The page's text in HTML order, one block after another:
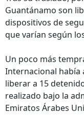
Guantánamo son
dispositivos de
que varían según
Un poco más
Internacional había
liberar a 15
realizado bajo la
Emiratos Árabes